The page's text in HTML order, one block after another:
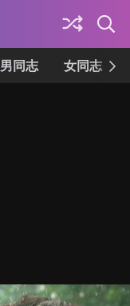
男同志 女同志